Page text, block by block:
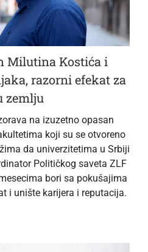
Milutina Kostića i
razorni efekat za
zemlju
na izuzetno opasan
koji su se otvoreno
da univerzitetima u Srbiji
Političkog saveta ZLF
bori sa pokušajima
i unište karijera i reputacija.